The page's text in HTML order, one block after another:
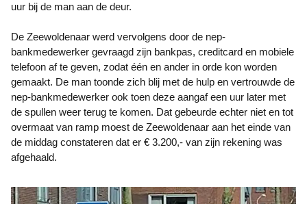
uur bij de man aan de deur.
De Zeewoldenaar werd vervolgens door de nep-
bankmedewerker gevraagd zijn bankpas, creditcard en mobiele
telefoon af te geven, zodat één en ander in orde kon worden
gemaakt. De man toonde zich blij met de hulp en vertrouwde de
nep-bankmedewerker ook toen deze aangaf een uur later met
de spullen weer terug te komen. Dat gebeurde echter niet en tot
overmaat van ramp moest de Zeewoldenaar aan het einde van
de middag constateren dat er € 3.200,- van zijn rekening was
afgehaald.